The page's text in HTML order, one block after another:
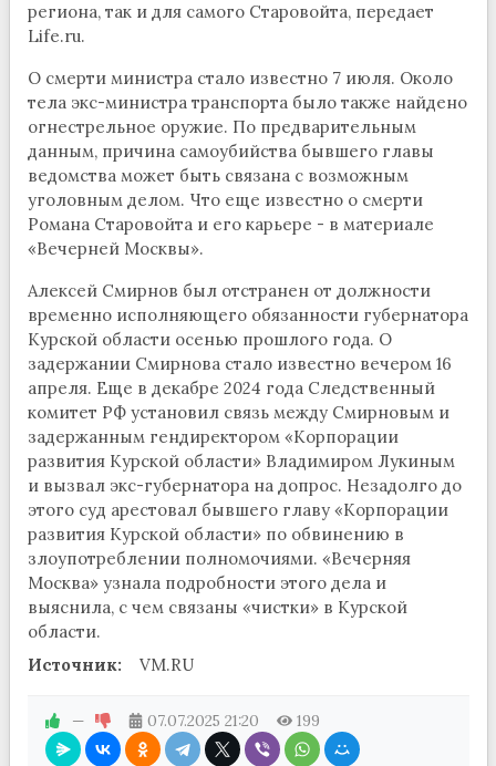
региона, так и для самого Старовойта, передает
Life.ru.
О смерти министра стало известно 7 июля. Около
тела экс-министра транспорта было также найдено
огнестрельное оружие. По предварительным
данным, причина самоубийства бывшего главы
ведомства может быть связана с возможным
уголовным делом. Что еще известно о смерти
Романа Старовойта и его карьере - в материале
«Вечерней Москвы».
Алексей Смирнов был отстранен от должности
временно исполняющего обязанности губернатора
Курской области осенью прошлого года. О
задержании Смирнова стало известно вечером 16
апреля. Еще в декабре 2024 года Следственный
комитет РФ установил связь между Смирновым и
задержанным гендиректором «Корпорации
развития Курской области» Владимиром Лукиным
и вызвал экс-губернатора на допрос. Незадолго до
этого суд арестовал бывшего главу «Корпорации
развития Курской области» по обвинению в
злоупотреблении полномочиями. «Вечерняя
Москва» узнала подробности этого дела и
выяснила, с чем связаны «чистки» в Курской
области.
Источник:
VM.RU
— 07.07.2025 21:20 199